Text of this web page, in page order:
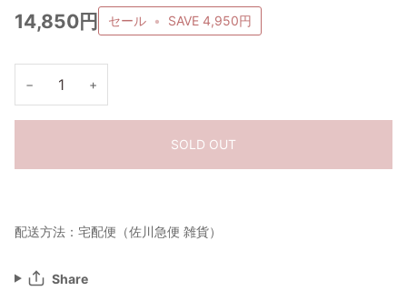
14,850円 セール • SAVE 4,950円
− +
SOLD OUT
配送方法：宅配便（佐川急便 雑貨）
Share